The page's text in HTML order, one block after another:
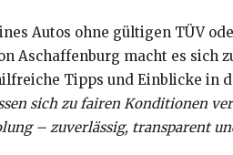
Autos ohne gültigen TÜV
Aschaffenburg macht es sich
Tipps und Einblicke in
sich zu fairen Konditionen
– zuverlässig, transparent